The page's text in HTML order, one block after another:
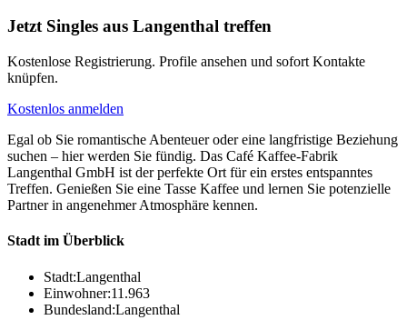
Jetzt Singles aus Langenthal treffen
Kostenlose Registrierung. Profile ansehen und sofort Kontakte
knüpfen.
Kostenlos anmelden
Egal ob Sie romantische Abenteuer oder eine langfristige Beziehung
suchen – hier werden Sie fündig. Das Café Kaffee-Fabrik
Langenthal GmbH ist der perfekte Ort für ein erstes entspanntes
Treffen. Genießen Sie eine Tasse Kaffee und lernen Sie potenzielle
Partner in angenehmer Atmosphäre kennen.
Stadt im Überblick
Stadt:Langenthal
Einwohner:11.963
Bundesland:Langenthal